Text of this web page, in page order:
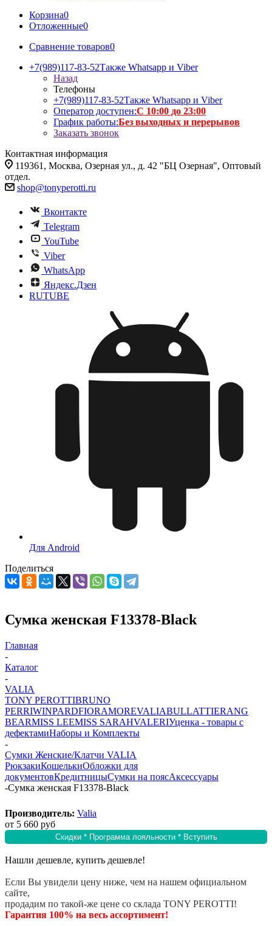
Корзина0
Отложенные0
Сравнение товаров0
+7(989)117-83-52Также Whatsapp и Viber
Назад
Телефоны
+7(989)117-83-52Также Whatsapp и Viber
Оператор доступен:С 10:00 до 23:00
График работы:Без выходных и перерывов
Заказать звонок
Контактная информация
119361, Москва, Озерная ул., д. 42 "БЦ Озерная", Оптовый
отдел.
shop@tonyperotti.ru
Вконтакте
Telegram
YouTube
Viber
WhatsApp
Яндекс.Дзен
RUTUBE
Для Android
Поделиться
Сумка женская F13378-Black
Главная
-
Каталог
-
VALIA
TONY PEROTTIBRUNO
PERRIWINPARDFIORAMOREVALIABULLATTIERANG
BEARMISS LEEMISS SARAHVALERIУценка - товары с
дефектамиНаборы и Комплекты
-
Сумки Женские/Клатчи VALIA
РюкзакиКошелькиОбложки для
документовКредитницыСумки на поясАксессуары
-Сумка женская F13378-Black
Производитель: Valia
от 5 660 руб
Скидки * Программа лояльности * Вступить
Нашли дешевле, купить дешевле!
Если Вы увидели цену ниже, чем на нашем официальном
сайте,
продадим по такой-же цене со склада TONY PEROTTI!
Гарантия 100% на весь ассортимент!